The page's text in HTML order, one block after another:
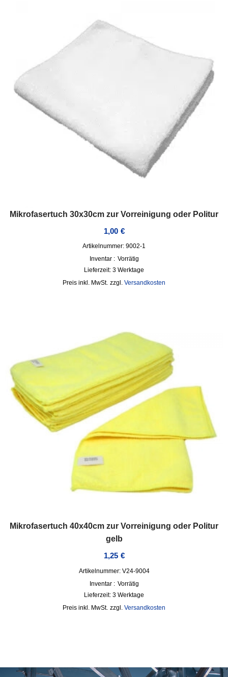
Mikrofasertuch 30x30cm zur Vorreinigung oder Politur
1,00 €
Artikelnummer: 9002-1
Inventar : Vorrätig
Lieferzeit: 3 Werktage
inkl. MwSt. zzgl. Versandkosten
Mikrofasertuch 40x40cm zur Vorreinigung oder Politur
gelb
1,25 €
Artikelnummer: V24-9004
Inventar : Vorrätig
Lieferzeit: 3 Werktage
inkl. MwSt. zzgl. Versandkosten